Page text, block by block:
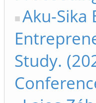
Aku-
Study.